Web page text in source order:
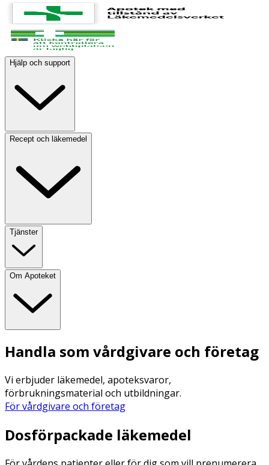
Hjälp och support
Recept och läkemedel
Tjänster
Om Apoteket
Handla som vårdgivare och företag
Vi erbjuder läkemedel, apoteksvaror,
förbrukningsmaterial och utbildningar.
För vårdgivare och företag
Dosförpackade läkemedel